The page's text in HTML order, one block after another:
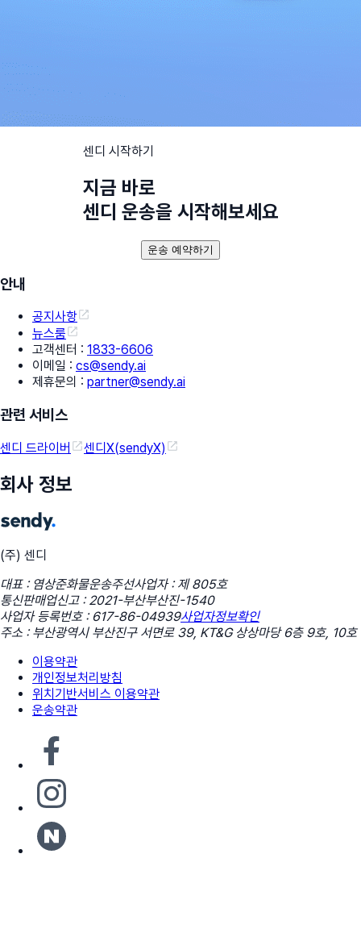
센디 시작하기
지금 바로
센디 운송을 시작해보세요
운송 예약하기
안내
공지사항
뉴스룸
고객센터 : 1833-6606
이메일 : cs@sendy.ai
제휴문의 : partner@sendy.ai
관련 서비스
센디 드라이버 센디X(sendyX)
회사 정보
(주) 센디
대표 : 염상준화물운송주선사업자 : 제 805호
통신판매업신고 : 2021-부산부산진-1540
사업자 등록번호 : 617-86-04939사업자정보확인
주소 : 부산광역시 부산진구 서면로 39, KT&G 상상마당 6층 9호, 10호
이용약관
개인정보처리방침
위치기반서비스 이용약관
운송약관